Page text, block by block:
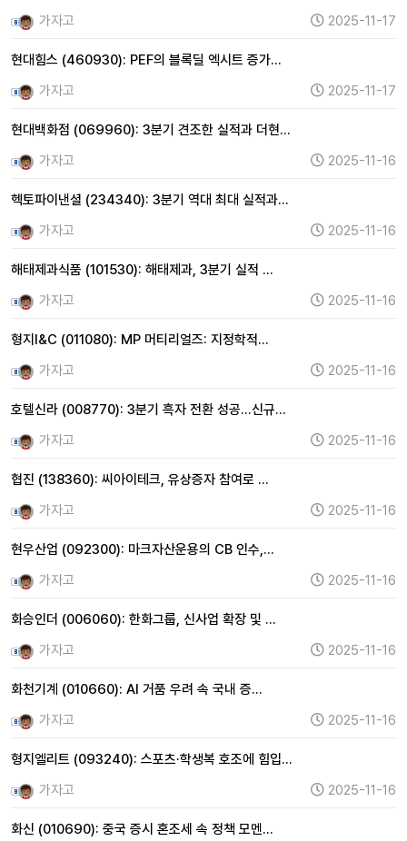
가자고
2025-11-17
현대힘스 (460930): PEF의 블록딜 엑시트 증가…
가자고
2025-11-17
현대백화점 (069960): 3분기 견조한 실적과 더현…
가자고
2025-11-16
헥토파이낸셜 (234340): 3분기 역대 최대 실적과…
가자고
2025-11-16
해태제과식품 (101530): 해태제과, 3분기 실적 …
가자고
2025-11-16
형지I&C (011080): MP 머티리얼즈: 지정학적…
가자고
2025-11-16
호텔신라 (008770): 3분기 흑자 전환 성공…신규…
가자고
2025-11-16
협진 (138360): 씨아이테크, 유상증자 참여로 …
가자고
2025-11-16
현우산업 (092300): 마크자산운용의 CB 인수,…
가자고
2025-11-16
화승인더 (006060): 한화그룹, 신사업 확장 및 …
가자고
2025-11-16
화천기계 (010660): AI 거품 우려 속 국내 증…
가자고
2025-11-16
형지엘리트 (093240): 스포츠·학생복 호조에 힘입…
가자고
2025-11-16
화신 (010690): 중국 증시 혼조세 속 정책 모멘…